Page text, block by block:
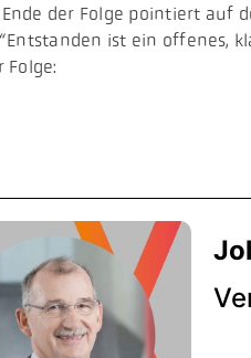
der Folge pointiert auf
Entstanden ist ein offenes,
Folge: